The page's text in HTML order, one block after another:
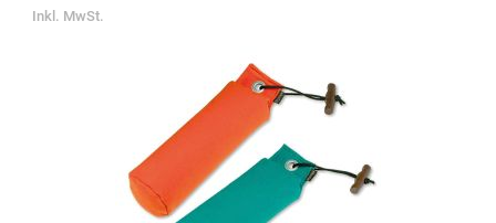
Inkl. MwSt.